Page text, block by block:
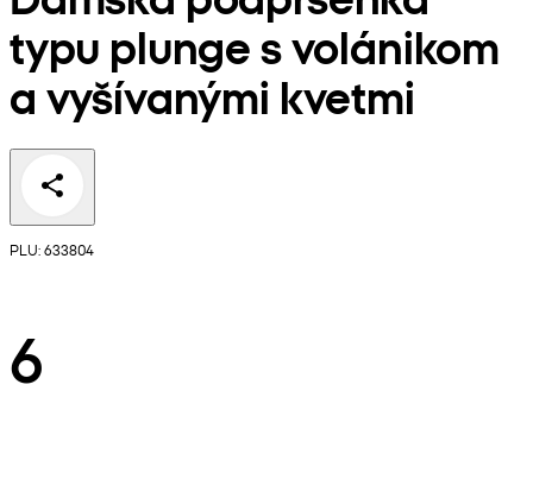
typu plunge s volánikom
a vyšívanými kvetmi
PLU: 633804
6